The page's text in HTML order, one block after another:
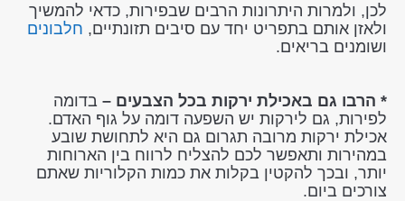
לכן, ולמרות היתרונות הרבים שבפירות, כדאי להמשיך
ולאזן אותם בתפריט יחד עם סיבים תזונתיים, חלבונים
ושומנים בריאים.
* הרבו גם באכילת ירקות בכל הצבעים – בדומה
לפירות, גם לירקות יש השפעה דומה על גוף האדם.
אכילת ירקות מרובה תגרום גם היא לתחושת שובע
במהירות ותאפשר לכם להצליח לרווח בין הארוחות
יותר, ובכך להקטין בקלות את כמות הקלוריות שאתם
צורכים ביום.